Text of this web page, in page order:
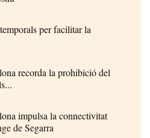
per facilitar la
recorda la prohibició del
impulsa la connectivitat
de Segarra